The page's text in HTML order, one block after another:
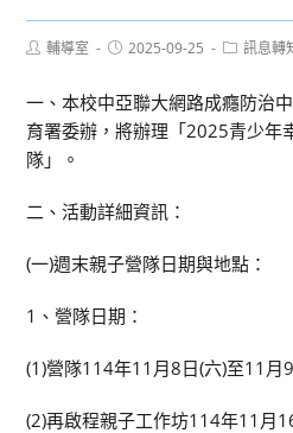
Post輔導室
Post2025-09-25
Post訊息轉
一、本校中亞聯大網路成癮防治
育署委辦，將辦理「2025青少年
隊」。
二、活動詳細資訊：
(一)週末親子營隊日期與地點：
1、營隊日期：
(1)營隊114年11月8日(六)至11月9
(2)再啟程親子工作坊114年11月